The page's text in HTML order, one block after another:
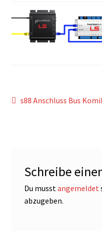
Vorheriger
s88 Anschluss Bus
Schreibe
Du musst angemeldet
abzugeben.